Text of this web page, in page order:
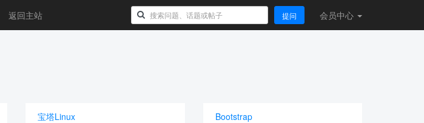
返回主站 提问 会员中心
宝塔Linux Bootstrap